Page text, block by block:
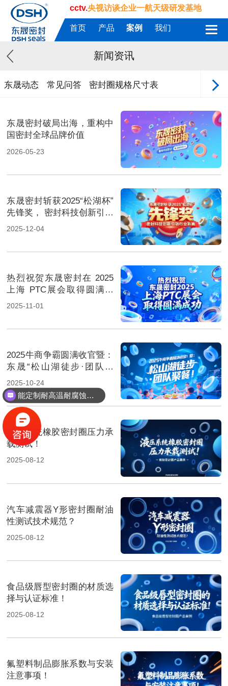
cctv.央视访谈企业一航天级研发基地
首页 产品 案例 我们
新闻资讯
东晟动态 常见问答 密封圈规格尺寸表
东晟密封破局出海，重构中
国密封全球品牌价值
2026-05-23
东晟密封斩获2025“松湖杯”
先锋奖， 密封科技创新引领
行业新篇！
2025-12-04
热烈祝贺东晟密封在 2025
上海 PTC展会取得圆满成
功！
2025-11-01
2025牛商争霸圆满收官暨：
东晟“松山湖徒步·团队聚
餐”！
2025-10-24
液压系统橡胶密封圈压力承
载测试！
2025-08-12
汽车减震器Y形密封圈耐油
性测试技术规范？
2025-08-12
食品级唇型密封圈的材质选
择与认证标准！
2025-08-12
氟塑料制品膨胀系数与安装
注意事项！
能定制耐高温耐腐蚀密封件吗？